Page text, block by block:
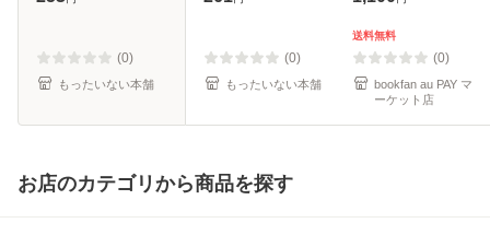
(0)
もったいない本舗
(0)
もったいない本舗
送料無料
(0)
bookfan au PAY マ
ーケット店
お店のカテゴリから商品を探す